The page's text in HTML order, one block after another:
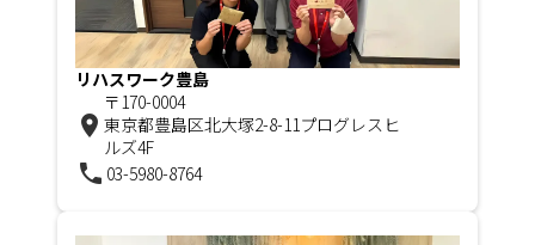
リハスワーク豊島
room
〒170-0004
東京都豊島区北大塚2-8-11プログレスヒ
ルズ4F
phone 03-5980-8764